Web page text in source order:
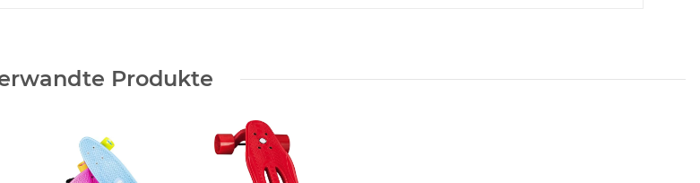
Produkte